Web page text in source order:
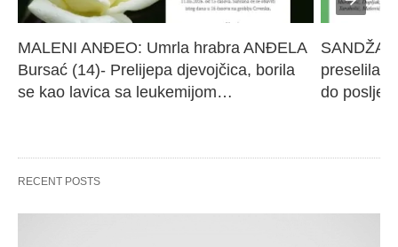
MALENI ANĐEO: Umrla hrabra ANĐELA
Bursać (14)- Prelijepa djevojčica, borila
se kao lavica sa leukemijom…
preselila
do
RECENT POSTS